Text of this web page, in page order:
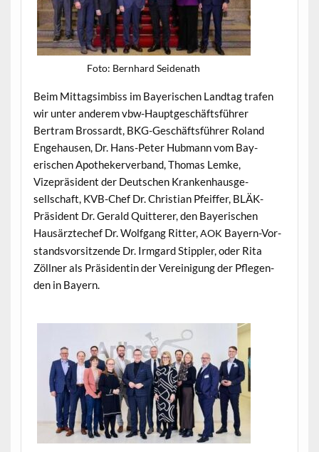
Foto: Bern­hard Seidenath
Beim Mit­tagsim­biss im Bay­erischen Land­tag trafen
wir unter anderem vbw-Haupt­geschäfts­führer
Bertram Brossardt, BKG-Geschäfts­führer Roland
Enge­hausen, Dr. Hans-Peter Hub­mann vom Bay­
erischen Apothek­erver­band, Thomas Lemke,
Vizepräsi­dent der Deutschen Kranken­haus­ge­
sellschaft, KVB-Chef Dr. Chris­t­ian Pfeif­fer, BLÄK-
Präsi­dent Dr. Ger­ald Quit­ter­er, den Bay­erischen
Hausärztechef Dr. Wolf­gang Rit­ter,AOK Bay­ern-Vor­
standsvor­sitzende Dr. Irm­gard Stip­pler, oder Rita
Zöll­ner als Präsi­dentin der Vere­ini­gung der Pfle­gen­
den in Bayern.